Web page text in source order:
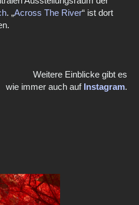
. „Across The River“ ist dort
Weitere Einblicke gibt es
wie immer auch auf Instagram.